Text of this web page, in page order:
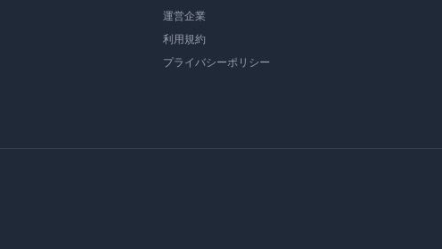
運営企業
利用規約
プライバシーポリシー